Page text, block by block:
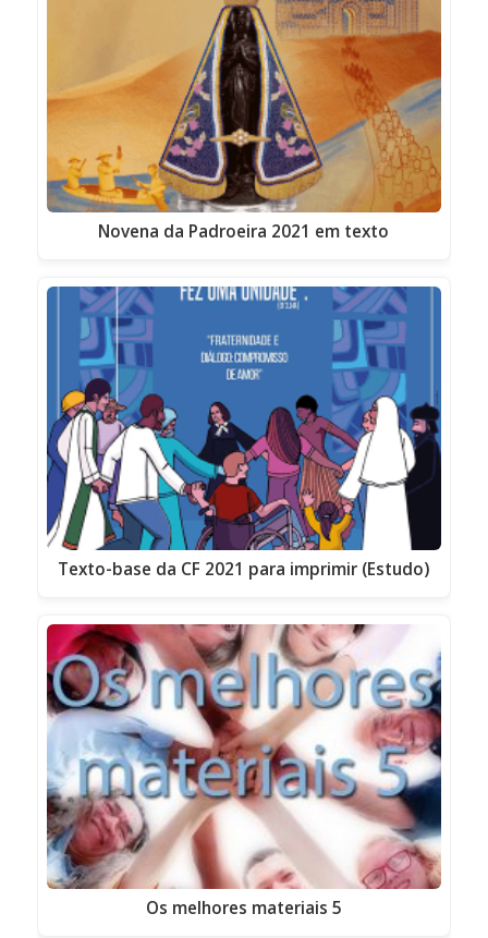
Novena da Padroeira 2021 em texto
Texto-base da CF 2021 para imprimir (Estudo)
Os melhores materiais 5